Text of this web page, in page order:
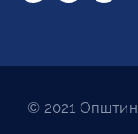
© 2021